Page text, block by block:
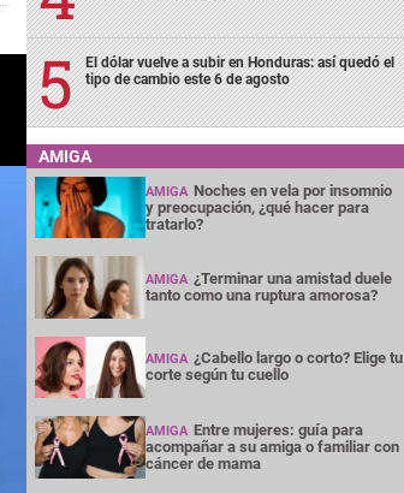
El dólar vuelve a subir en Honduras: así quedó el
tipo de cambio este 6 de agosto
AMIGA
AMIGA Noches en vela por insomnio
y preocupación, ¿qué hacer para
tratarlo?
AMIGA ¿Terminar una amistad duele
tanto como una ruptura amorosa?
AMIGA ¿Cabello largo o corto? Elige tu
corte según tu cuello
AMIGA Entre mujeres: guía para
acompañar a su amiga o familiar con
cáncer de mama